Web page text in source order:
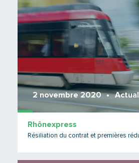
2 novembre 2020
Rhônexpress
Résiliation du contrat et premières